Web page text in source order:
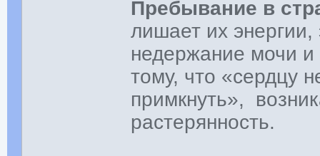
Пребывание в
лишает их энергии,
недержание мочи и
тому, что «сердцу
примкнуть»,
растерянность.